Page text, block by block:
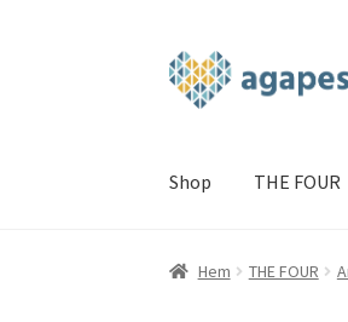
Hoppa
till
Hoppa
till
Shop THE FOUR
Hem BlogCart
Hem THE FOUR